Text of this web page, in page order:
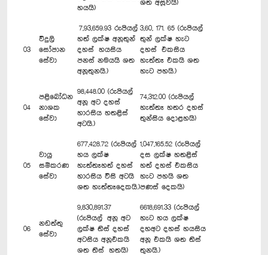
හයයි)
ශත අසූවයි)
03
විදුලි
සෝපාන
සේවා
7,93,659.93 රුපියල්
හත් ලක්ෂ අනූතුන්
දහස් හයසිය
පනස් නමයයි ශත
අනූතුනයි.)
3,60, 171. 65 (රුපියල්
තුන් ලක්ෂ හැට
දහස් එකසිය
හැත්තෑ එකයි ශත
හැට පහයි.)
04
පළිබෝධන
නාශක
සේවා
98,448.00 (රුපියල්
අනූ අට දහස්
හාරසිය හතළිස්
අටයි.)
74,312.00 (රුපියල්
හැත්තෑ හතර දහස්
තුන්සිය දොළහයි)
05
වායු
සමීකරණ
සේවා
677,428.72 (රුපියල්
හය ලක්ෂ
හැත්තෑහත් දහස්
හාරසිය විසි අටයි
ශත හැත්තෑදෙකයි.)
1,047,165.52 (රුපියල්
දස ලක්ෂ හතළිස්
හත් දහස් එකසිය
හැට පහයි ශත
පණස් දෙකයි)
06
නඩත්තු
සේවා
9,830,891.37
(රුපියල් අනූ අට
ලක්ෂ තිස් දහස්
අටසිය අනූඑකයි
ශත තිස් හතයි)
6618,691.33 (රුපියල්
හැට හය ලක්ෂ
දහඅට දහස් හයසිය
අනූ එකයි ශත තිස්
තුනයි.)